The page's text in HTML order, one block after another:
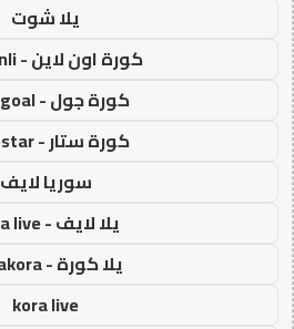
يلا شوت
كورة اون لاين - kora onli
كورة جول - kora goal
كورة ستار - kora star
سوريا لايف
يلا لايف - yalla live
يلا كورة - yallakora
kora live